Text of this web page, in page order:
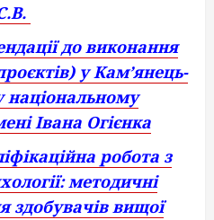
до виконання
у Кам’янець-
національному
Івана Огієнка
робота з
методичні
здобувачів вищої